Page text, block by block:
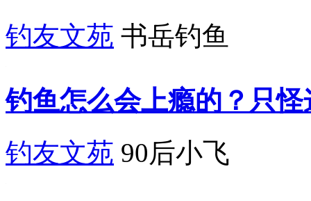
钓友文苑 书岳钓鱼
钓鱼怎么会上瘾的？只
钓友文苑 90后小飞